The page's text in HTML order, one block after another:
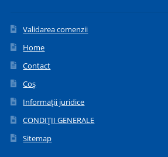
Validarea comenzii
Home
Contact
Coș
Informații juridice
CONDIȚII GENERALE
Sitemap